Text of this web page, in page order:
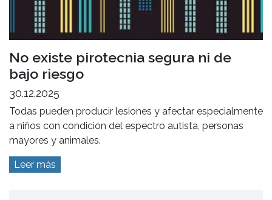
No existe pirotecnia segura ni de
bajo riesgo
30.12.2025
Todas pueden producir lesiones y afectar especialmente
a niños con condición del espectro autista, personas
mayores y animales.
Leer más